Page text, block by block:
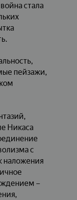
стала
пейзажи,
Никаса
с
наложения
–